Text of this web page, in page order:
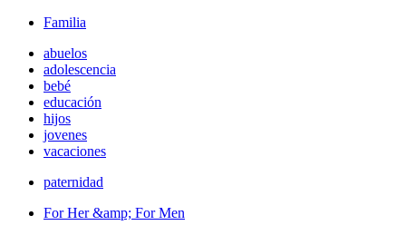
Familia
abuelos
adolescencia
bebé
educación
hijos
jovenes
vacaciones
paternidad
For Her &amp; For Men